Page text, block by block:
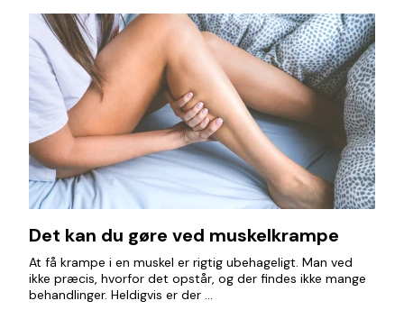
Det kan du gøre ved muskelkrampe
At få krampe i en muskel er rigtig ubehageligt. Man ved
ikke præcis, hvorfor det opstår, og der findes ikke mange
behandlinger. Heldigvis er der ...